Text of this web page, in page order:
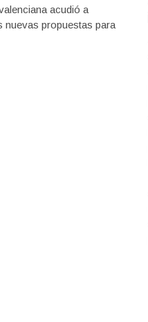
acudió a
nuevas propuestas para